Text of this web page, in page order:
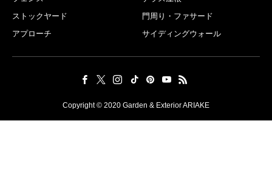
ストックヤード
門周り・ファサード
アプローチ
サイディングウォール
Copyright © 2020 Garden & Exterior ARIAKE